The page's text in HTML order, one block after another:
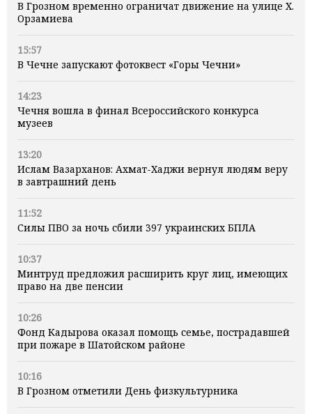
В Грозном временно ограничат движение на улице Х.
Орзамиева
15:57
В Чечне запускают фотоквест «Горы Чечни»
14:23
Чечня вошла в финал Всероссийского конкурса
музеев
13:20
Ислам Вазарханов: Ахмат-Хаджи вернул людям веру
в завтрашний день
11:52
Силы ПВО за ночь сбили 397 украинских БПЛА
10:37
Минтруд предложил расширить круг лиц, имеющих
право на две пенсии
10:26
Фонд Кадырова оказал помощь семье, пострадавшей
при пожаре в Шатойском районе
10:16
В Грозном отметили День физкультурника